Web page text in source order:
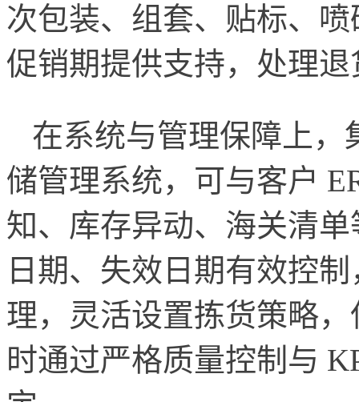
次包装、组套、贴标、
促销期提供支持，处理
在系统与管理保障上，
储管理系统，可与客户
知、库存异动、海关清
日期、失效日期有效控
理，灵活设置拣货策略
时通过严格质量控制与